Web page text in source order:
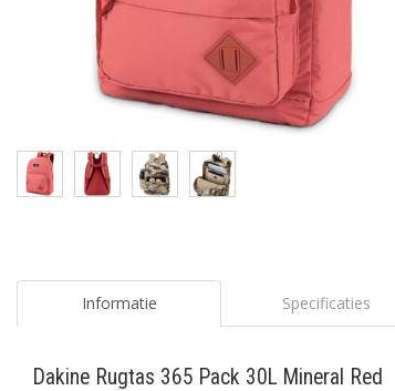
Informatie Specificaties
Dakine Rugtas 365 Pack 30L Mineral Red